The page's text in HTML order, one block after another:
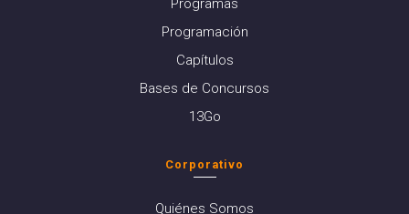
Programas
Programación
Capítulos
Bases de Concursos
13Go
Corporativo
Quiénes Somos